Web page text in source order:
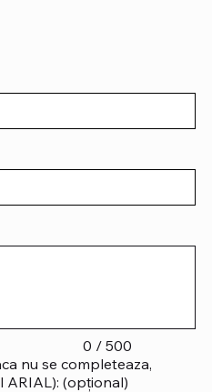
0 / 500
nu se completeaza,
(opțional)